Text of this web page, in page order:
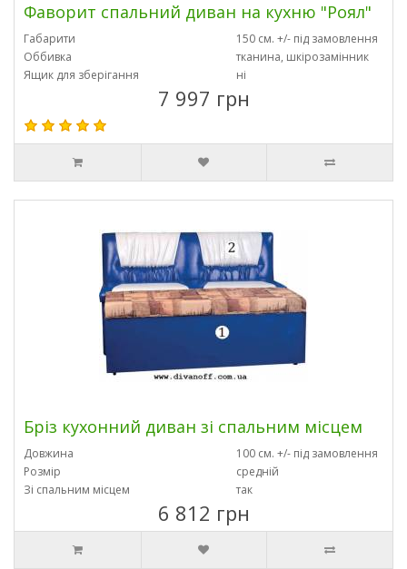
Фаворит спальний диван на кухню "Роял"
Габарити
150 см. +/- під замовлення
Оббивка
тканина, шкірозамінник
Ящик для зберігання
ні
7 997 грн
Бріз кухонний диван зі спальним місцем
Довжина
100 см. +/- під замовлення
Розмір
средній
Зі спальним місцем
так
6 812 грн